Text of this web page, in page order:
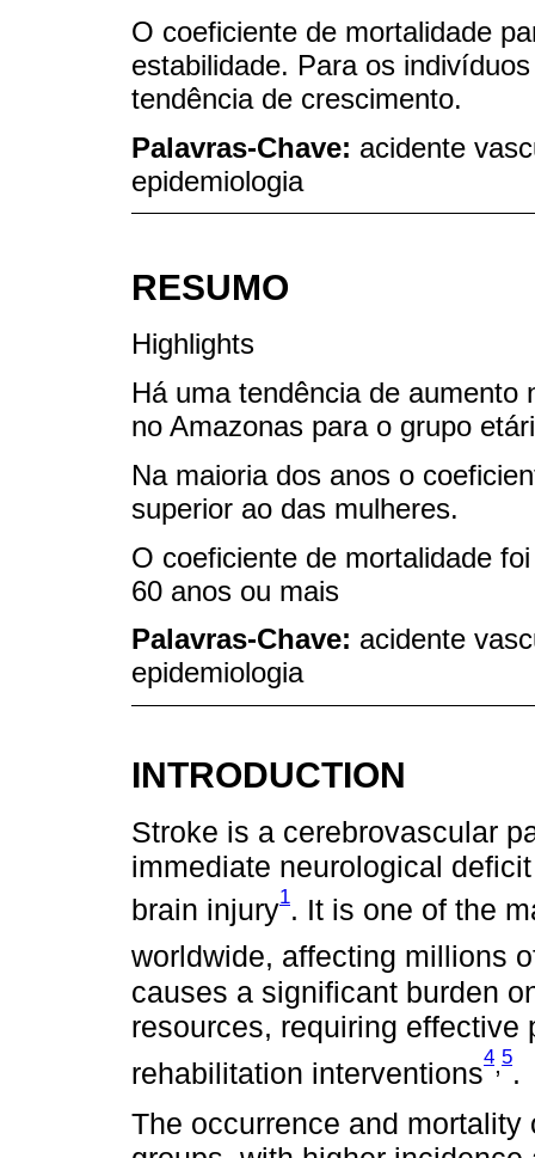
O coeficiente de mortalidade
estabilidade. Para os
tendência de crescimento.
Palavras-Chave: acidente
epidemiologia
RESUMO
Highlights
Há uma tendência de aumento
no Amazonas para o grupo
Na maioria dos anos o
superior ao das mulheres.
O coeficiente de mortalidade
60 anos ou mais
Palavras-Chave: acidente
epidemiologia
INTRODUCTION
Stroke is a cerebrovascular
immediate neurological
brain injury1. It is one of the
worldwide, affecting millions
causes a significant burden
resources, requiring effective
rehabilitation interventions
4,5
.
The occurrence and